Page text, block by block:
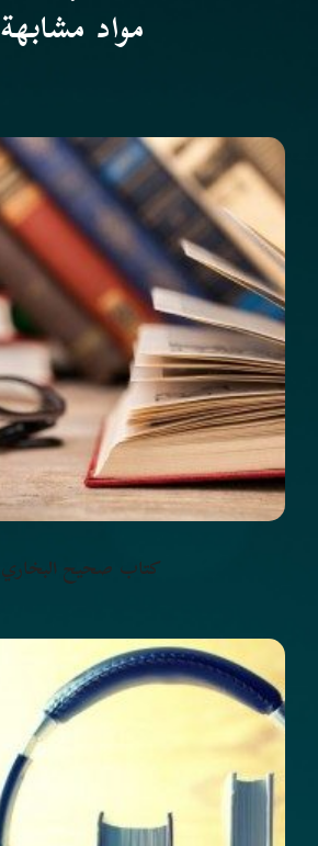
مواد مشابهة
كتاب صحيح البخاري 2